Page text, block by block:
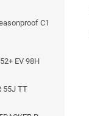
C1
EV 98H
55J TT